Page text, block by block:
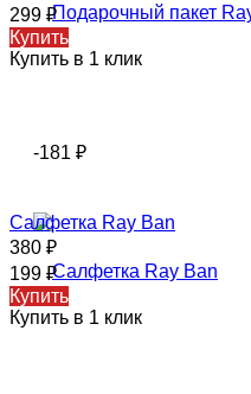
299 ₽
Купить
Купить в 1 клик
-181 ₽
Салфетка Ray Ban
380 ₽
199 ₽
Купить
Купить в 1 клик